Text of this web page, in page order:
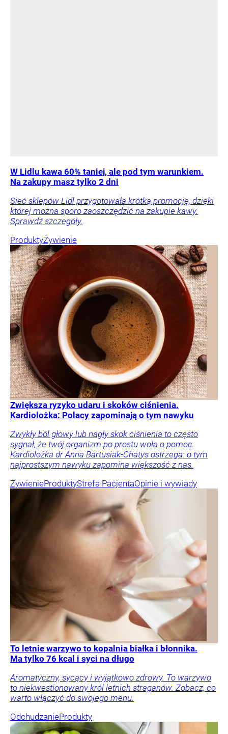
W Lidlu kawa 60% taniej, ale pod tym warunkiem.
Na zakupy masz tylko 2 dni
Sieć sklepów Lidl przygotowała krótką promocję, dzięki
której można sporo zaoszczędzić na zakupie kawy.
Sprawdź szczegóły.
ProduktyŻywienie
Zwiększa ryzyko udaru i skoków ciśnienia.
Kardiolożka: Polacy zapominają o tym nawyku
Zwykły ból głowy lub nagły skok ciśnienia to często
sygnał, że twój organizm po prostu woła o pomoc.
Kardiolożka dr Anna Bartusiak-Chatys ostrzega: o tym
najprostszym nawyku zapomina większość z nas.
ŻywienieProduktyStrefa PacjentaOpinie i wywiady
To letnie warzywo to kopalnia białka i błonnika.
Ma tylko 76 kcal i syci na długo
Aromatyczny, sycący i wyjątkowo zdrowy. To warzywo
to niekwestionowany król letnich straganów. Zobacz, co
warto włączyć do swojego menu.
OdchudzanieProdukty